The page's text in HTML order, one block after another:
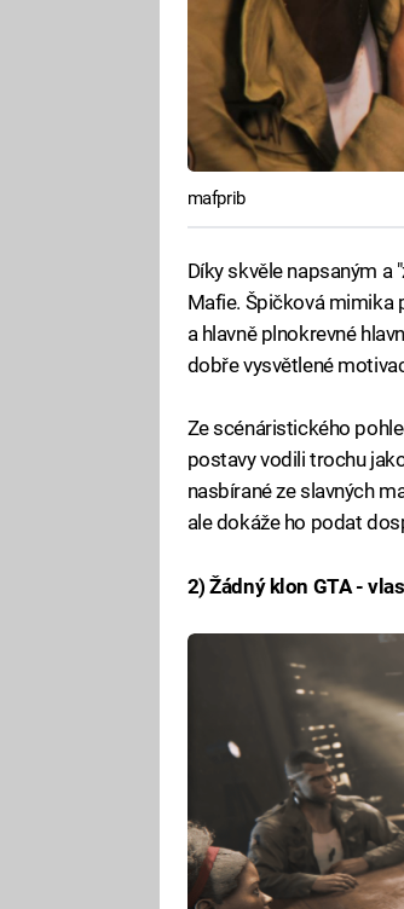
mafprib
Díky skvěle napsaným a
Mafie. Špičková mimika
a hlavně plnokrevné
dobře vysvětlené
Ze scénáristického
postavy vodili trochu
nasbírané ze slavných
ale dokáže ho podat
2) Žádný klon GTA -